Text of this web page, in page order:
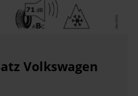
Volkswagen